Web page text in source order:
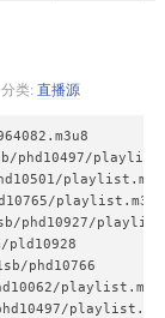
分类: 直播源
phd10497/
playlist.m3u8
phd10927/
pld10928
phd10766